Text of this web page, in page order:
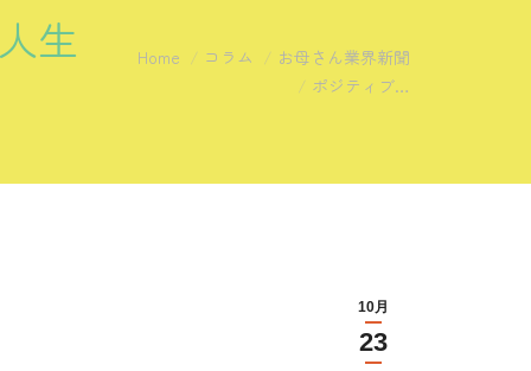
生 You are here:
Home コラム
お母さん業界新聞
ポジティブ…
10月
23